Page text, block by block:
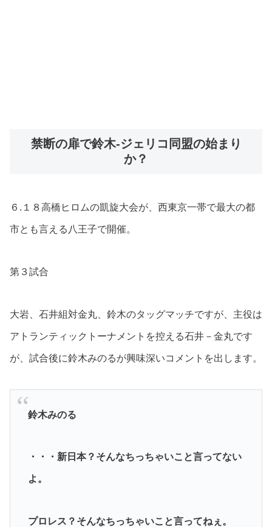
禁断の扉で鈴木-ジェリコ同盟の始まり
か？
６.１８高橋ヒロムの凱旋大会が、西東京一帯で最大の都
市とも言える八王子で開催。
第３試合
大岩、石井組対金丸、鈴木のタッグマッチですが、主役は
アトランティックトーナメントを控える石井－金丸です
が、試合後に鈴木みのるが興味深いコメントを出します。
鈴木みのる
・・・新日本？そんなちっちゃいこと言ってない
よ。
プロレス？そんなちっちゃいこと言ってねぇ。